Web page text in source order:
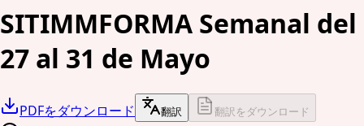
SITIMMFORMA Semanal del
27 al 31 de Mayo
PDFをダウンロード 翻訳 翻訳をダウンロード